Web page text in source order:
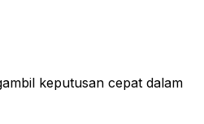
keputusan cepat dalam